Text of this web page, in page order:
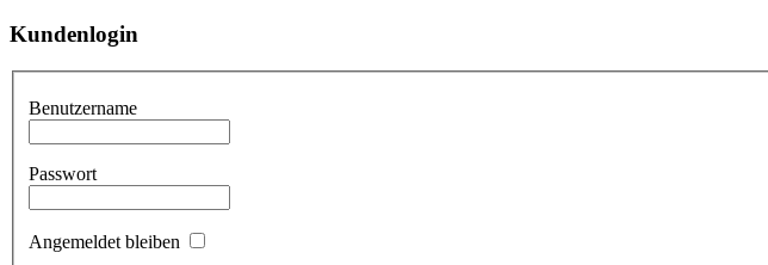
Kundenlogin
Benutzername
Passwort
Angemeldet bleiben